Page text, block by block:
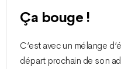
Ça bouge !
C’est avec un mélange
départ prochain de son